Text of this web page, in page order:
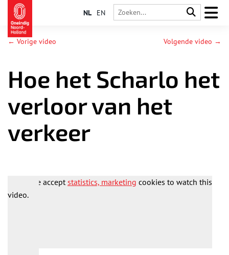
NL EN
← Vorige video Volgende video →
Hoe het Scharlo het
verloor van het
verkeer
Please acceptstatistics, marketing cookies to watch this
video.